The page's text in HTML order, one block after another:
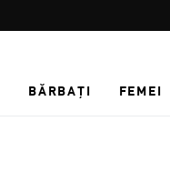
BĂRBAȚI FEMEI